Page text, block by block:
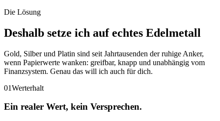
Die Lösung
Deshalb setze ich auf echtes Edelmetall
Gold, Silber und Platin sind seit Jahrtausenden der ruhige Anker,
wenn Papierwerte wanken: greifbar, knapp und unabhängig vom
Finanzsystem. Genau das will ich auch für dich.
01Werterhalt
Ein realer Wert, kein Versprechen.